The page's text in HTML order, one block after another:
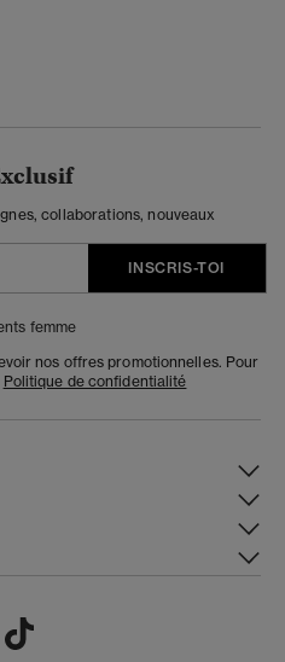
collaborations, nouveaux
INSCRIS-TOI
femme
nos offres promotionnelles. Pour
Politique de confidentialité